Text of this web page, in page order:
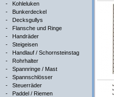
- Kohleluken
- Bunkerdeckel
- Decksgullys
- Flansche und Ringe
- Handräder
- Steigeisen
- Handlauf / Schornsteinstag
- Rohrhalter
- Spannringe / Mast
- Spannschlösser
- Steuerräder
- Paddel / Riemen